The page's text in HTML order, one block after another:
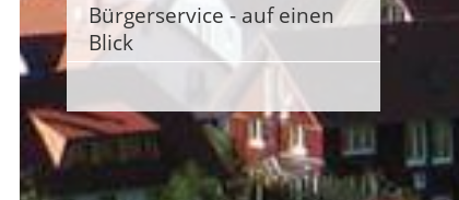
Bürgerservice - auf einen
Blick